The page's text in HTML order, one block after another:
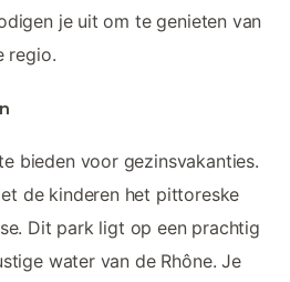
je uit om te genieten van
regio.
bieden voor gezinsvakanties.
de kinderen het pittoreske
Dit park ligt op een prachtig
water van de Rhône. Je